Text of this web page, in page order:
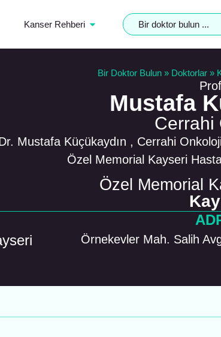
Kanser Rehberi
Bir Doktor Bulun » Doktorlar »
Mustafa
Cerrahi
Mustafa Küçükaydın , Cerrahi
Özel Memorial Kayseri
Özel Memorial
Örnekevler Mah. Salih